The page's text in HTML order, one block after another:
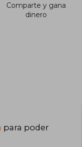
Comparte y gana
dinero
para poder